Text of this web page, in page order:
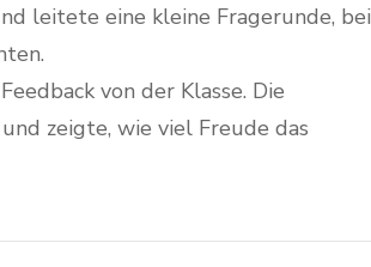
leitete eine kleine Fragerunde, bei
von der Klasse. Die
zeigte, wie viel Freude das